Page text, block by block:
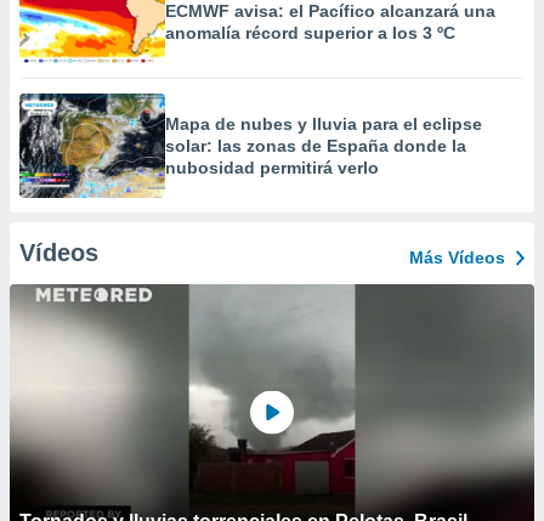
ECMWF avisa: el Pacífico alcanzará una
anomalía récord superior a los 3 ºC
Mapa de nubes y lluvia para el eclipse
solar: las zonas de España donde la
nubosidad permitirá verlo
Vídeos Más Vídeos